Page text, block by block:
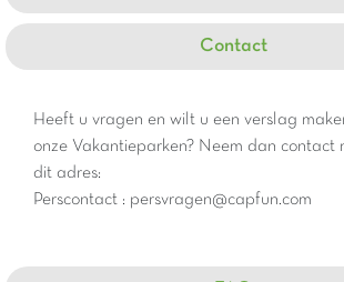
Contact
Heeft u vragen en wilt u een verslag
onze Vakantieparken? Neem dan contact
dit adres:
Perscontact : persvragen@capfun.com